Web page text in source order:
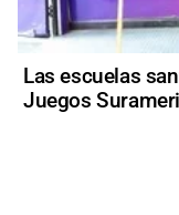
Las escuelas
Juegos